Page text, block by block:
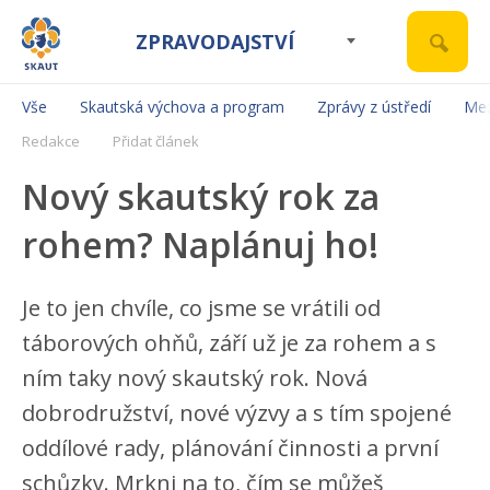
ZPRAVODAJSTVÍ
Vše Skautská výchova a program Zprávy z ústředí
Redakce Přidat článek
Nový skautský rok za
rohem? Naplánuj ho!
Je to jen chvíle, co jsme se vrátili od
táborových ohňů, září už je za rohem a s
ním taky nový skautský rok. Nová
dobrodružství, nové výzvy a s tím spojené
oddílové rady, plánování činnosti a první
schůzky. Mrkni na to, čím se můžeš